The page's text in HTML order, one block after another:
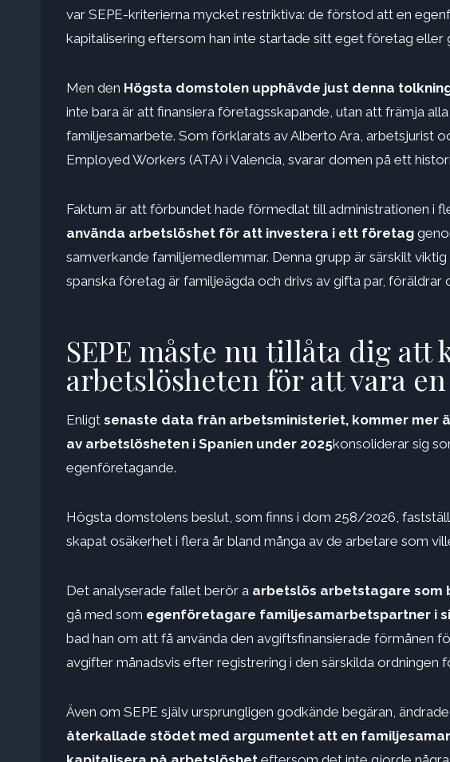
var SEPE-kriterierna mycket restriktiva: de förstod att en
kapitalisering eftersom han inte startade sitt eget företag eller
Men den Högsta domstolen upphävde just denna
inte bara är att finansiera företagsskapande, utan att främja
familjesamarbete. Som förklarats av Alberto Ara, arbetsjurist
Employed Workers (ATA) i Valencia, svarar domen på ett
Faktum är att förbundet hade förmedlat till administrationen i
använda arbetslöshet för att investera i ett företag
samverkande familjemedlemmar. Denna grupp är särskilt
spanska företag är familjeägda och drivs av gifta par, föräldrar
SEPE måste nu tillåta dig att
arbetslösheten för att vara
Enligt senaste data från arbetsministeriet, kommer mer
av arbetslösheten i Spanien under 2025konsoliderar sig
egenföretagande.
Högsta domstolens beslut, som finns i dom 258/2026,
skapat osäkerhet i flera år bland många av de arbetare som
Det analyserade fallet berör a arbetslös arbetstagare
gå med som egenföretagare familjesamarbetspartner i
bad han om att få använda den avgiftsfinansierade förmånen
avgifter månadsvis efter registrering i den särskilda ordningen
Även om SEPE själv ursprungligen godkände begäran,
återkallade stödet med argumentet att en